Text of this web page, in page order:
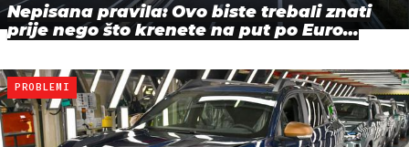
Nepisana pravila: Ovo biste trebali znati
prije nego što krenete na put po Euro…
PROBLEMI